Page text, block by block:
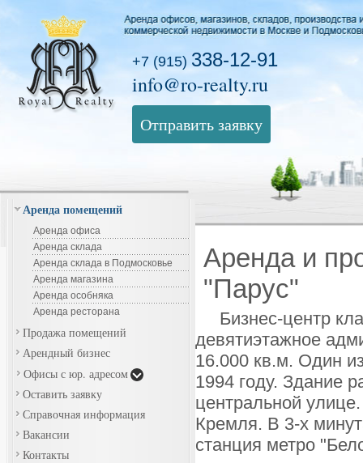
+7 (915) 338-12-91
info@ro-realty.ru
Отправить заявку
Аренда помещений
Аренда офиса
Аренда склада
Аренда склада в Подмосковье
Аренда магазина
Аренда особняка
Аренда ресторана
Продажа помещений
Арендный бизнес
Офисы с юр. адресом
Оставить заявку
Справочная информация
Вакансии
Контакты
Аренда и
"Парус"
Бизнес-центр
девятиэтажное
16.000 кв.м. Один
1994 году. Здание
центральной
Кремля. В 3-х
станция метро